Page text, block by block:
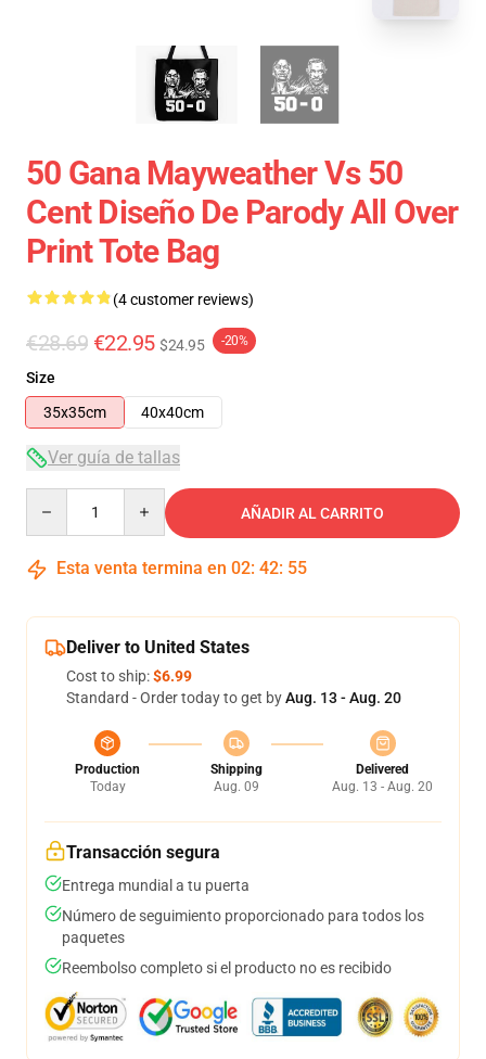
50 Gana Mayweather Vs 50
Cent Diseño De Parody All Over
Print Tote Bag
(4 customer reviews)
€28.69 €22.95 $24.95 -20%
Size
35x35cm
40x40cm
Ver guía de tallas
AÑADIR AL CARRITO
Esta venta termina en 02: 42: 54
Deliver to United States
Cost to ship:$6.99
Standard - Order today to get byAug. 13 - Aug. 20
Production
Today
Shipping
Aug. 09
Delivered
Aug. 13 - Aug. 20
Transacción segura
Entrega mundial a tu puerta
Número de seguimiento proporcionado para todos los
paquetes
Reembolso completo si el producto no es recibido